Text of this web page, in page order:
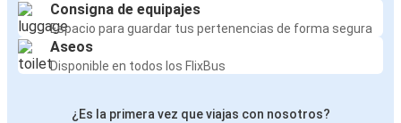
Consigna de equipajes
Espacio para guardar tus pertenencias de forma segura
Aseos
Disponible en todos los FlixBus
¿Es la primera vez que viajas con nosotros?